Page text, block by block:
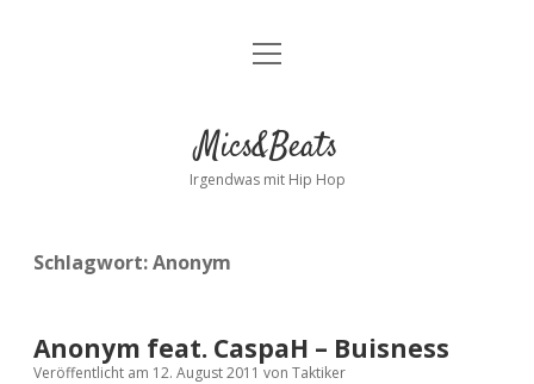
Kontakt
facebookinstagram
bandcamp
spotify
Menü
Mics&Beats
Irgendwas mit Hip Hop
Schlagwort:Anonym
Anonym feat. CaspaH – Buisness
Veröffentlicht am 12. August 2011 von Taktiker